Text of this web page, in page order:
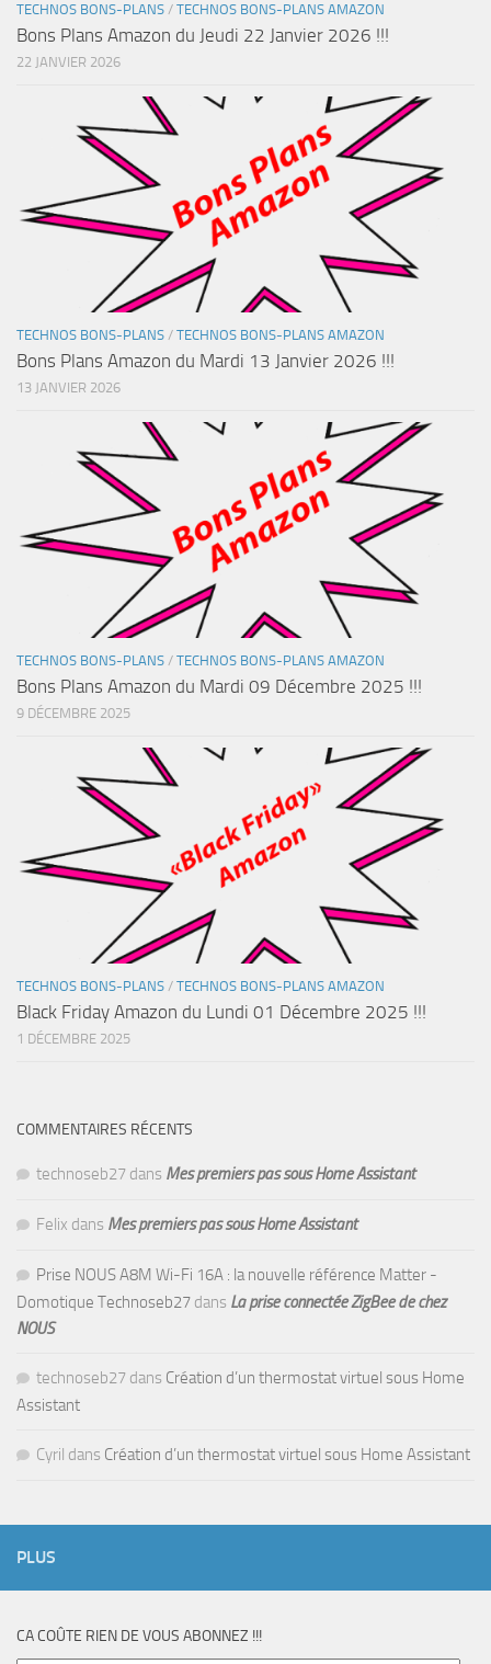
TECHNOS BONS-PLANS / TECHNOS BONS-PLANS AMAZON
Bons Plans Amazon du Jeudi 22 Janvier 2026 !!!
22 JANVIER 2026
TECHNOS BONS-PLANS / TECHNOS BONS-PLANS AMAZON
Bons Plans Amazon du Mardi 13 Janvier 2026 !!!
13 JANVIER 2026
TECHNOS BONS-PLANS / TECHNOS BONS-PLANS AMAZON
Bons Plans Amazon du Mardi 09 Décembre 2025 !!!
9 DÉCEMBRE 2025
TECHNOS BONS-PLANS / TECHNOS BONS-PLANS AMAZON
Black Friday Amazon du Lundi 01 Décembre 2025 !!!
1 DÉCEMBRE 2025
COMMENTAIRES RÉCENTS
technoseb27 dans Mes premiers pas sous Home Assistant
Felix dans Mes premiers pas sous Home Assistant
Prise NOUS A8M Wi-Fi 16A : la nouvelle référence Matter -
Domotique Technoseb27 dans La prise connectée ZigBee de chez
NOUS
technoseb27 dans Création d’un thermostat virtuel sous Home
Assistant
Cyril dans Création d’un thermostat virtuel sous Home Assistant
PLUS
CA COÛTE RIEN DE VOUS ABONNEZ !!!